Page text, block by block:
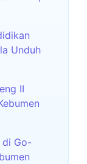
Unduh
II
di Go-